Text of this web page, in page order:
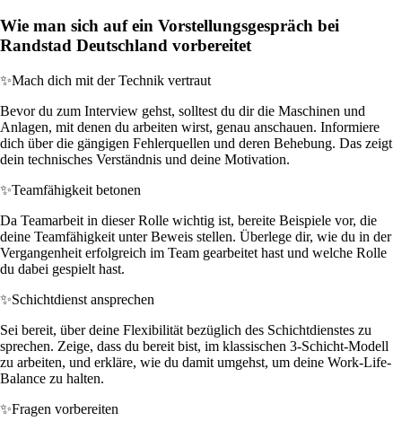
Wie man sich auf ein Vorstellungsgespräch bei
Randstad Deutschland vorbereitet
✨Mach dich mit der Technik vertraut
Bevor du zum Interview gehst, solltest du dir die Maschinen und
Anlagen, mit denen du arbeiten wirst, genau anschauen. Informiere
dich über die gängigen Fehlerquellen und deren Behebung. Das zeigt
dein technisches Verständnis und deine Motivation.
✨Teamfähigkeit betonen
Da Teamarbeit in dieser Rolle wichtig ist, bereite Beispiele vor, die
deine Teamfähigkeit unter Beweis stellen. Überlege dir, wie du in der
Vergangenheit erfolgreich im Team gearbeitet hast und welche Rolle
du dabei gespielt hast.
✨Schichtdienst ansprechen
Sei bereit, über deine Flexibilität bezüglich des Schichtdienstes zu
sprechen. Zeige, dass du bereit bist, im klassischen 3-Schicht-Modell
zu arbeiten, und erkläre, wie du damit umgehst, um deine Work-Life-
Balance zu halten.
✨Fragen vorbereiten